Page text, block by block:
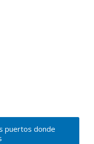
puertos donde